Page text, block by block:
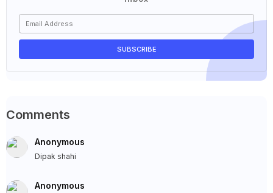
Comments
Anonymous
Dipak shahi
Anonymous